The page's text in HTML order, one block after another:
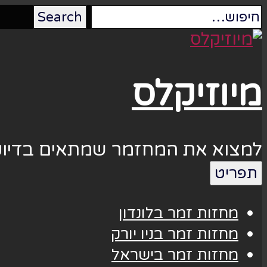
מיוזיקלס
למצוא את המחזמר שמתאים
תפריט
מחזות זמר בלונדון
מחזות זמר בניו יורק
מחזות זמר בישראל